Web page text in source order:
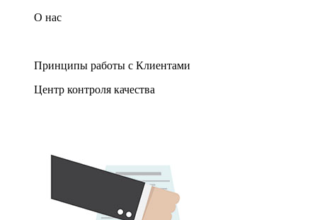
О нас
Принципы работы с Клиентами
Центр контроля качества